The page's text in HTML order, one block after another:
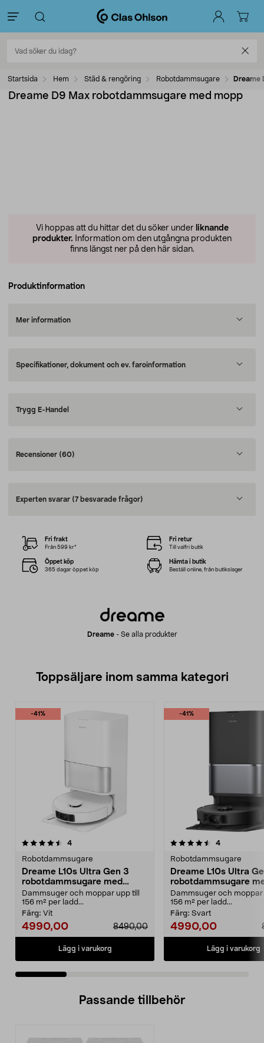
Startsida Hem Städ & rengöring Robotdammsugare Dreame
Dreame D9 Max robotdammsugare med mopp
Vi hoppas att du hittar det du söker under liknande
produkter. Information om den utgångna produkten
finns längst ner på den här sidan.
Produktinformation
Mer information
Specifikationer, dokument och ev. faroinformation
Trygg E-Handel
Recensioner (60)
Experten svarar (7 besvarade frågor)
Dreame- Se alla produkter
Fri frakt
Från 599 kr*
Fri retur
Till valfri butik
Öppet köp
365 dagar öppet köp
Hämta i butik
Beställ online, från butikslager
Toppsäljare inom samma kategori
-41%
4recensioner
Robotdammsugare
Dreame L10s Ultra Gen 3
robotdammsugare med
mopp och självtömning
Dammsuger och moppar upp till
156 m² per ladd...
Färg: Vit
4990,00 8490,00
Lägg i varukorg
-41%
4.5 av 5 stjärnor 4recensioner
Robotdammsugare
Dreame L10s Ultra
robotdammsugare
mopp och
Dammsuger och moppar
156 m² per ladd...
Färg: Svart
4990,00
Lägg i varukorg
5.0 av 5 stjärnor
Passande tillbehör